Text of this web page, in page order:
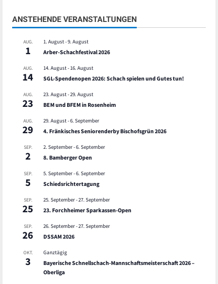
ANSTEHENDE VERANSTALTUNGEN
AUG.
1
1. August-9. August
Arber-Schachfestival 2026
AUG.
14
14. August- 16. August
SGL-Spendenopen 2026: Schach spielen und Gutes tun!
AUG.
23
23. August-29. August
BEM und BFEM in Rosenheim
AUG.
29
29. August-6. September
4. Fränkisches Seniorenderby Bischofsgrün 2026
SEP.
2
2. September-6. September
8. Bamberger Open
SEP.
5
5. September-6. September
Schiedsrichtertagung
SEP.
25
25. September-27. September
23. Forchheimer Sparkassen-Open
SEP.
26
26. September-27. September
DSSAM 2026
OKT.
3
Ganztägig
Bayerische Schnellschach-Mannschaftsmeisterschaft 2026 –
Oberliga